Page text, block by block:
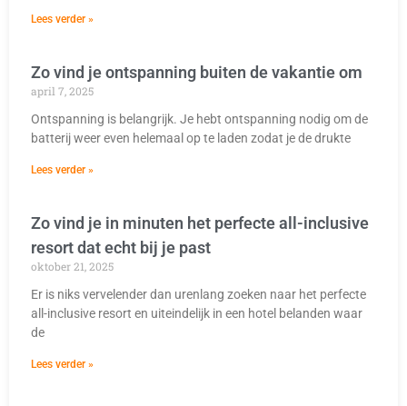
Lees verder »
Zo vind je ontspanning buiten de vakantie om
april 7, 2025
Ontspanning is belangrijk. Je hebt ontspanning nodig om de
batterij weer even helemaal op te laden zodat je de drukte
Lees verder »
Zo vind je in minuten het perfecte all-inclusive
resort dat echt bij je past
oktober 21, 2025
Er is niks vervelender dan urenlang zoeken naar het perfecte
all-inclusive resort en uiteindelijk in een hotel belanden waar
de
Lees verder »